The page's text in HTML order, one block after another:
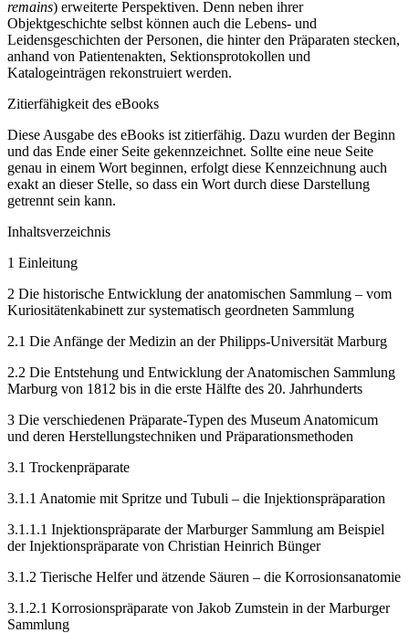
remains) erweiterte Perspektiven. Denn neben ihrer
Objektgeschichte selbst können auch die Lebens- und
Leidensgeschichten der Personen, die hinter den Präparaten stecken,
anhand von Patientenakten, Sektionsprotokollen und
Katalogeinträgen rekonstruiert werden.
Zitierfähigkeit des eBooks
Diese Ausgabe des eBooks ist zitierfähig. Dazu wurden der Beginn
und das Ende einer Seite gekennzeichnet. Sollte eine neue Seite
genau in einem Wort beginnen, erfolgt diese Kennzeichnung auch
exakt an dieser Stelle, so dass ein Wort durch diese Darstellung
getrennt sein kann.
Inhaltsverzeichnis
1 Einleitung
2 Die historische Entwicklung der anatomischen Sammlung – vom
Kuriositätenkabinett zur systematisch geordneten Sammlung
2.1 Die Anfänge der Medizin an der Philipps-Universität Marburg
2.2 Die Entstehung und Entwicklung der Anatomischen Sammlung
Marburg von 1812 bis in die erste Hälfte des 20. Jahrhunderts
3 Die verschiedenen Präparate-Typen des Museum Anatomicum
und deren Herstellungstechniken und Präparationsmethoden
3.1 Trockenpräparate
3.1.1 Anatomie mit Spritze und Tubuli – die Injektionspräparation
3.1.1.1 Injektionspräparate der Marburger Sammlung am Beispiel
der Injektionspräparate von Christian Heinrich Bünger
3.1.2 Tierische Helfer und ätzende Säuren – die Korrosionsanatomie
3.1.2.1 Korrosionspräparate von Jakob Zumstein in der Marburger
Sammlung